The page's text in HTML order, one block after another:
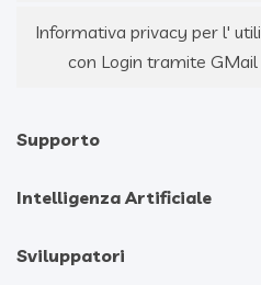
Informativa privacy per l'
con Login tramite
Supporto
Intelligenza Artificiale
Sviluppatori